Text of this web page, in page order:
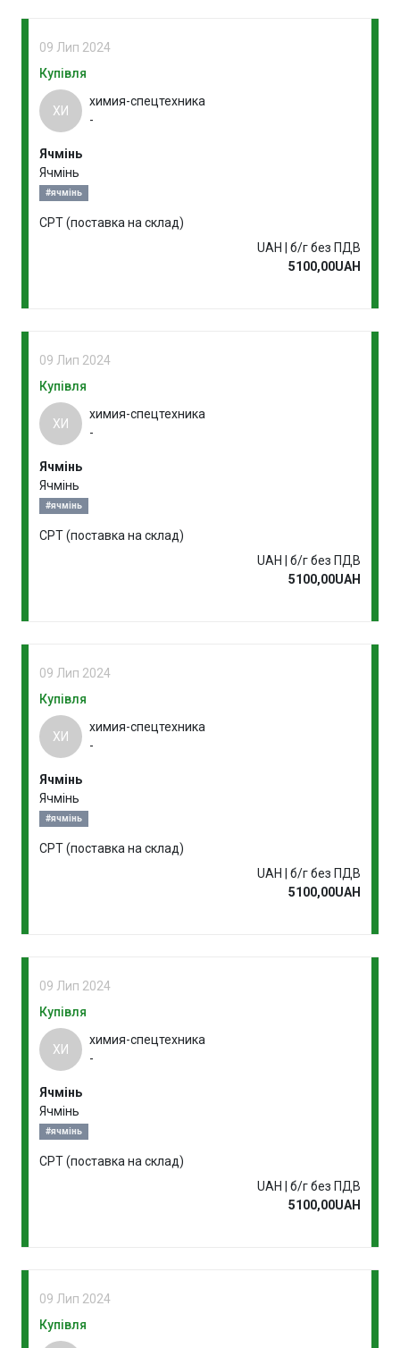
09 Лип 2024
Купівля
ХИ
химия-спецтехника
-
Ячмінь
Ячмінь
#ячмінь
CPT (поставка на склад)
UAH | б/г без ПДВ
5100,00UAH
09 Лип 2024
Купівля
ХИ
химия-спецтехника
-
Ячмінь
Ячмінь
#ячмінь
CPT (поставка на склад)
UAH | б/г без ПДВ
5100,00UAH
09 Лип 2024
Купівля
ХИ
химия-спецтехника
-
Ячмінь
Ячмінь
#ячмінь
CPT (поставка на склад)
UAH | б/г без ПДВ
5100,00UAH
09 Лип 2024
Купівля
ХИ
химия-спецтехника
-
Ячмінь
Ячмінь
#ячмінь
CPT (поставка на склад)
UAH | б/г без ПДВ
5100,00UAH
09 Лип 2024
Купівля